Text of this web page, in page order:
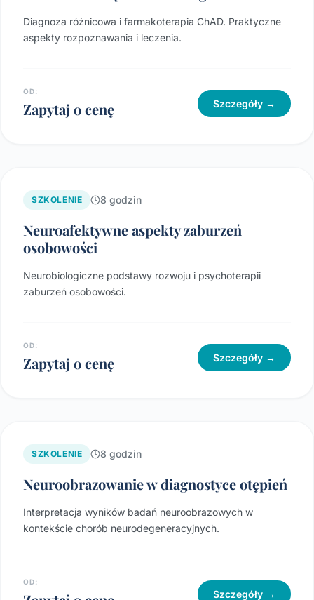
Diagnoza różnicowa i farmakoterapia ChAD. Praktyczne
aspekty rozpoznawania i leczenia.
OD:
Zapytaj o cenę Szczegóły →
SZKOLENIE 8 godzin
Neuroafektywne aspekty zaburzeń
osobowości
Neurobiologiczne podstawy rozwoju i psychoterapii
zaburzeń osobowości.
OD:
Zapytaj o cenę Szczegóły →
SZKOLENIE 8 godzin
Neuroobrazowanie w diagnostyce otępień
Interpretacja wyników badań neuroobrazowych w
kontekście chorób neurodegeneracyjnych.
OD:
Szczegóły →